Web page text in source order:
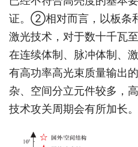
证。②相对而言，以板条
激光技术，对于数十千瓦
在连续体制、脉冲体制、
有高功率高光束质量输出
杂、空间分立元件较多，
技术攻关周期会有所加长。